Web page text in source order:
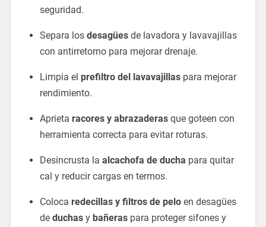
seguridad.
Separa los desagüesde lavadora y lavavajillas
con antirretorno para mejorar drenaje.
Limpia el prefiltro del lavavajillaspara mejorar
rendimiento.
Aprieta racores y abrazaderasque goteen con
herramienta correcta para evitar roturas.
Desincrusta la alcachofa de ducha para quitar
cal y reducir cargas en termos.
Coloca redecillas y filtros de peloen desagües
de duchasy bañeraspara proteger sifones y